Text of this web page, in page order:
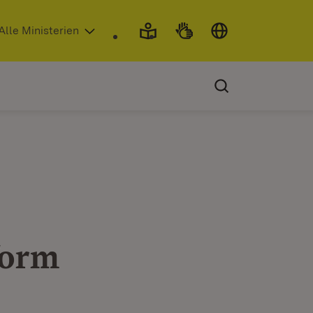
neuem Fenster)
Ministerien